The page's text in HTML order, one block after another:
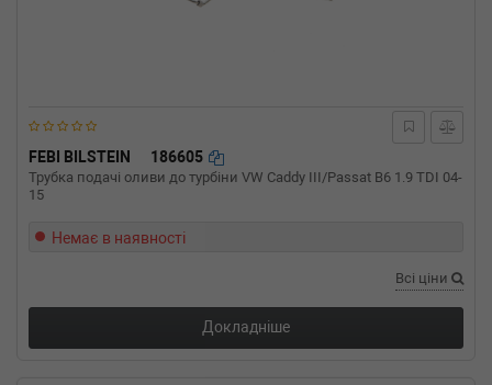
FEBI BILSTEIN 186605
Трубка подачі оливи до турбіни VW Caddy III/Passat B6 1.9 TDI 04-
15
Немає в наявності
Всі ціни
Докладніше